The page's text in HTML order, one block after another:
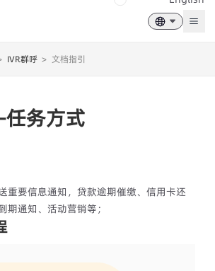
IVR群呼 > 文档指引
务方式
重要信息通知，贷款逾期催缴、信用卡还
期通知、活动营销等；